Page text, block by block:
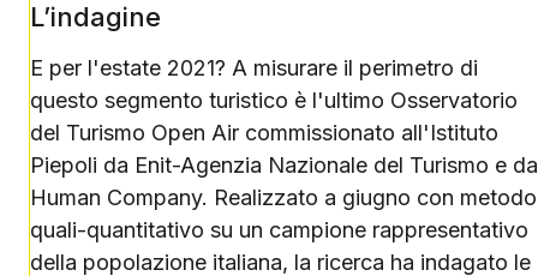
L’indagine
E per l'estate 2021? A misurare il perimetro di
questo segmento turistico è l'ultimo Osservatorio
del Turismo Open Air commissionato all'Istituto
Piepoli da Enit-Agenzia Nazionale del Turismo e da
Human Company. Realizzato a giugno con metodo
quali-quantitativo su un campione rappresentativo
della popolazione italiana, la ricerca ha indagato le